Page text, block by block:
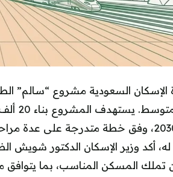
الإسكان السعودية مشروع “سالم”
أكد وزير الإسكان الدكتور شويش